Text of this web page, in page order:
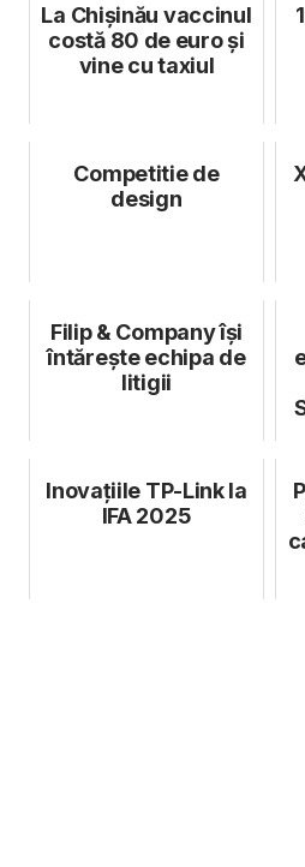
La Chișinău vaccinul
costă 80 de euro și
vine cu taxiul
Competitie de
design
Filip & Company își
întărește echipa de
litigii
Inovațiile TP-Link la
IFA 2025